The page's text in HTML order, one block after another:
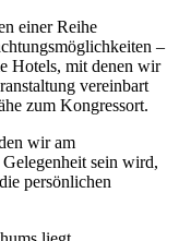
einer Reihe
–
Hotels, mit denen wir
vereinbart
zum Kongressort.
wir am
sein wird,
persönlichen